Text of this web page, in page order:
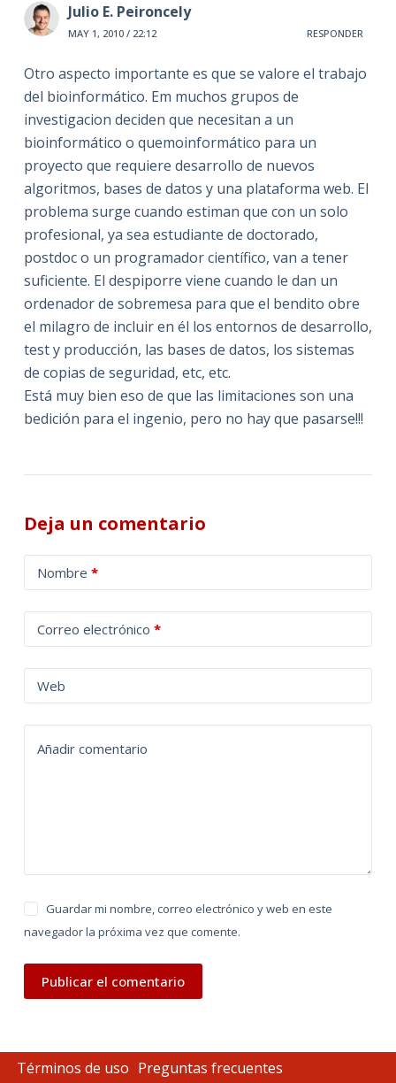
Julio E. Peironcely
MAY 1, 2010 / 22:12 RESPONDER
Otro aspecto importante es que se valore el trabajo
del bioinformático. Em muchos grupos de
investigacion deciden que necesitan a un
bioinformático o quemoinformático para un
proyecto que requiere desarrollo de nuevos
algoritmos, bases de datos y una plataforma web. El
problema surge cuando estiman que con un solo
profesional, ya sea estudiante de doctorado,
postdoc o un programador científico, van a tener
suficiente. El despiporre viene cuando le dan un
ordenador de sobremesa para que el bendito obre
el milagro de incluir en él los entornos de desarrollo,
test y producción, las bases de datos, los sistemas
de copias de seguridad, etc, etc.
Está muy bien eso de que las limitaciones son una
bedición para el ingenio, pero no hay que pasarse!!!
Deja un comentario
Nombre *
Correo electrónico *
Web
Añadir comentario
Guardar mi nombre, correo electrónico y web en este
navegador la próxima vez que comente.
Publicar el comentario
l
t
a
t
Términos de uso Preguntas frecuentes